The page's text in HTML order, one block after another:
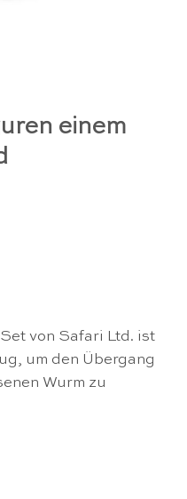
einem
von Safari Ltd. ist
um den Übergang
Wurm zu